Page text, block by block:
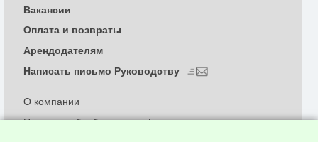
О компании
Политика обработки и конфиденциальности
Вакансии
Оплата и возвраты
Арендодателям
Написать письмо Руководству